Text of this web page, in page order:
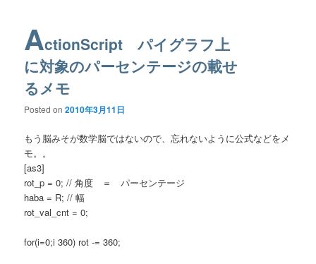
ActionScript パイグラフ上
に対象のパーセンテージの載せ
るメモ
Posted on2010年3月11日
もう脳みそが数学脳ではないので、忘れないように公式などをメ
モ。。
[as3]
rot_p = 0; // 角度 ＝ パーセンテージ
haba = R; // 幅
rot_val_cnt = 0;
for(i=0;i 360) rot -= 360;